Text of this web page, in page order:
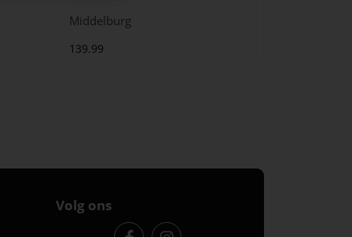
Middelburg
139.99
Volg ons